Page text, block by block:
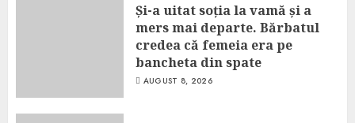
Și-a uitat soția la vamă și a
mers mai departe. Bărbatul
credea că femeia era pe
bancheta din spate
AUGUST 8, 2026